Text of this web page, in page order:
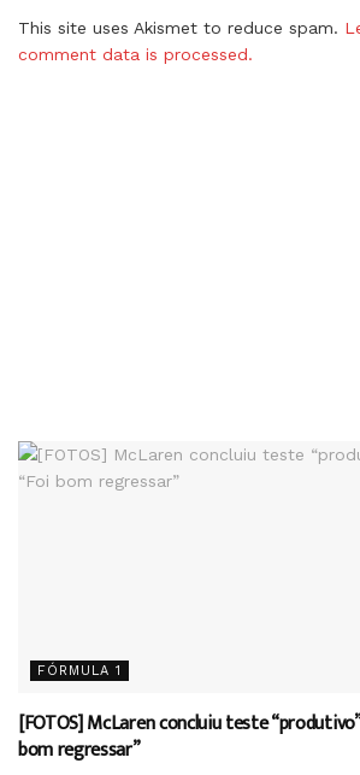
This site uses Akismet to reduce spam.
comment data is processed.
FÓRMULA 1
[FOTOS] McLaren concluiu teste
bom regressar”